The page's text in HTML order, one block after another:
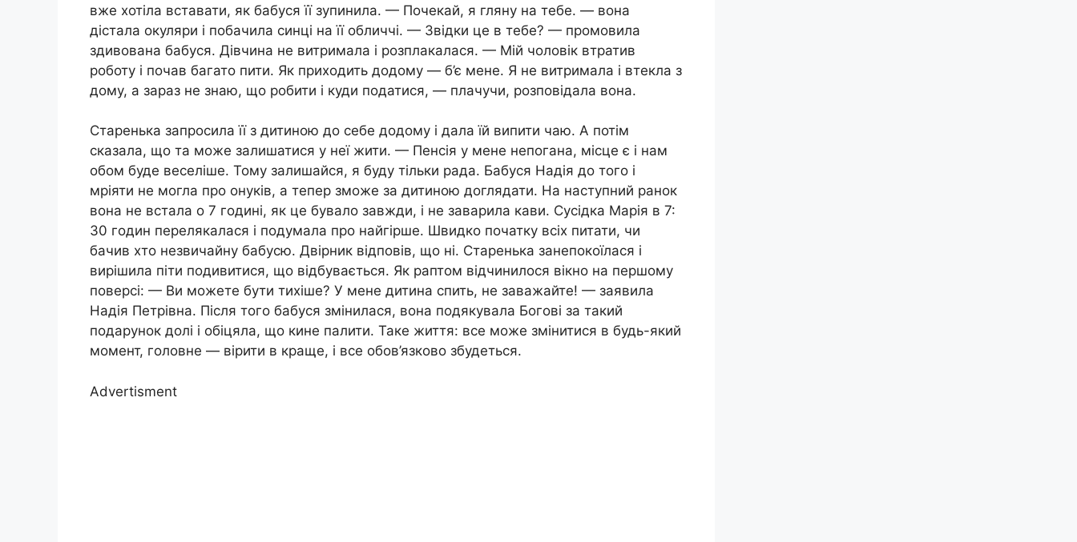
вже хотіла вставати, як бабуся її зупинила. — Почекай, я гляну на тебе. — вона
дістала окуляри і побачила синці на її обличчі. — Звідки це в тебе? — промовила
здивована бабуся. Дівчина не витримала і розплакалася. — Мій чоловік втратив
роботу і почав багато пити. Як приходить додому — б’є мене. Я не витримала і втекла з
дому, а зараз не знаю, що робити і куди податися, — плачучи, розповідала вона.
Старенька запросила її з дитиною до себе додому і дала їй випити чаю. А потім
сказала, що та може залишатися у неї жити. — Пенсія у мене непогана, місце є і нам
обом буде веселіше. Тому залишайся, я буду тільки рада. Бабуся Надія до того і
мріяти не могла про онуків, а тепер зможе за дитиною доглядати. На наступний ранок
вона не встала о 7 годині, як це бувало завжди, і не заварила кави. Сусідка Марія в 7:
30 годин перелякалася і подумала про найгірше. Швидко початку всіх питати, чи
бачив хто незвичайну бабусю. Двірник відповів, що ні. Старенька занепокоїлася і
вирішила піти подивитися, що відбувається. Як раптом відчинилося вікно на першому
поверсі: — Ви можете бути тихіше? У мене дитина спить, не заважайте! — заявила
Надія Петрівна. Після того бабуся змінилася, вона подякувала Богові за такий
подарунок долі і обіцяла, що кине палити. Таке життя: все може змінитися в будь-який
момент, головне — вірити в краще, і все обов’язково збудеться.
Advertisment